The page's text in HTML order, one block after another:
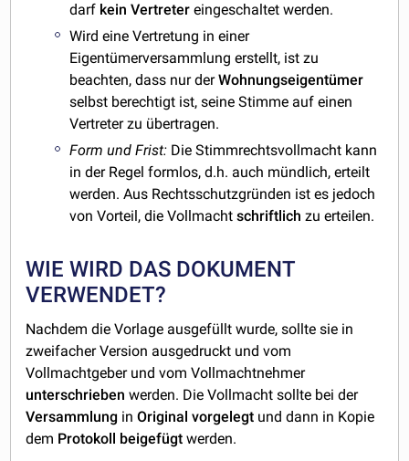
darf kein Vertreter eingeschaltet werden.
Wird eine Vertretung in einer
Eigentümerversammlung erstellt, ist zu
beachten, dass nur derWohnungseigentümer
selbst berechtigt ist, seine Stimme auf einen
Vertreter zu übertragen.
Form und Frist: Die Stimmrechtsvollmacht kann
in der Regel formlos, d.h. auch mündlich, erteilt
werden. Aus Rechtsschutzgründen ist es jedoch
von Vorteil, die Vollmachtschriftlich zu erteilen.
WIE WIRD DAS DOKUMENT
VERWENDET?
Nachdem die Vorlage ausgefüllt wurde, sollte sie in
zweifacher Version ausgedruckt und vom
Vollmachtgeber und vom Vollmachtnehmer
unterschrieben werden. Die Vollmacht sollte bei der
Versammlung inOriginal vorgelegt und dann in Kopie
dem Protokoll beigefügt werden.